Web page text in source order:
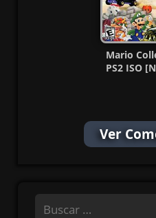
Mario
PS2 ISO
Ver